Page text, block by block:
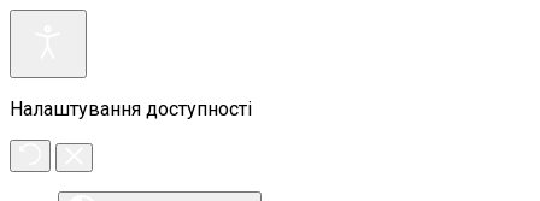
Налаштування доступності